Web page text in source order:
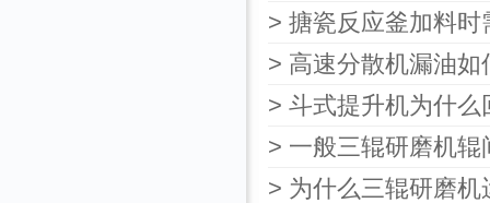
> 搪瓷反应釜加料
> 高速分散机漏油如
> 斗式提升机为什
> 一般三辊研磨机
> 为什么三辊研磨